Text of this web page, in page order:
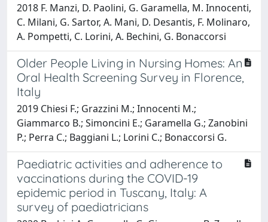
2018 F. Manzi, D. Paolini, G. Garamella, M. Innocenti,
C. Milani, G. Sartor, A. Mani, D. Desantis, F. Molinaro,
A. Pompetti, C. Lorini, A. Bechini, G. Bonaccorsi
Older People Living in Nursing Homes: An
Oral Health Screening Survey in Florence,
Italy
2019 Chiesi F.; Grazzini M.; Innocenti M.;
Giammarco B.; Simoncini E.; Garamella G.; Zanobini
P.; Perra C.; Baggiani L.; Lorini C.; Bonaccorsi G.
Paediatric activities and adherence to
vaccinations during the COVID-19
epidemic period in Tuscany, Italy: A
survey of paediatricians